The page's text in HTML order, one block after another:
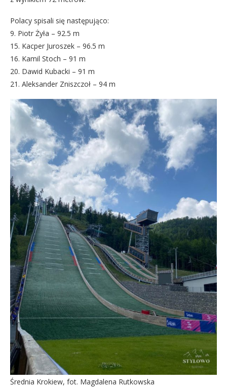
Polacy spisali się następująco:
9. Piotr Żyła – 92.5 m
15. Kacper Juroszek – 96.5 m
16. Kamil Stoch – 91 m
20. Dawid Kubacki – 91 m
21. Aleksander Zniszczoł – 94 m
Średnia Krokiew, fot. Magdalena Rutkowska